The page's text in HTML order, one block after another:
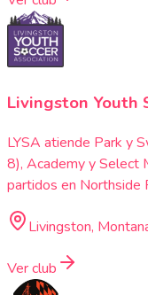
Livingston Youth
LYSA atiende Park y
8), Academy y Select
partidos en Northside
Livingston,
Ver club